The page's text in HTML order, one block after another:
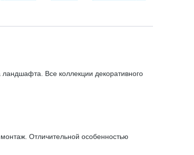
Все коллекции декоративного
Отличительной особенностью